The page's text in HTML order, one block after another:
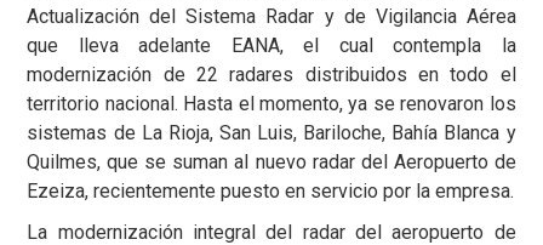
Actualización del Sistema Radar y de Vigilancia Aérea
que lleva adelante EANA, el cual contempla la
modernización de 22 radares distribuidos en todo el
territorio nacional. Hasta el momento, ya se renovaron los
sistemas de La Rioja, San Luis, Bariloche, Bahía Blanca y
Quilmes, que se suman al nuevo radar del Aeropuerto de
Ezeiza, recientemente puesto en servicio por la empresa.
La modernización integral del radar del aeropuerto de